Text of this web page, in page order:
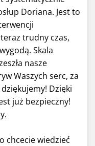
Doriana. Jest to
trudny czas,
Skala
nasze
Waszych serc, za
Dzięki
już bezpieczny!
chcecie wiedzieć